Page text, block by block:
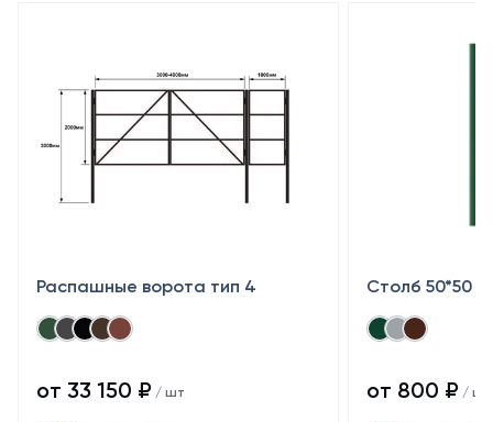
Распашные ворота тип 4
от 33 150 ₽ / шт
Столб 50*50
от 800 ₽ / шт